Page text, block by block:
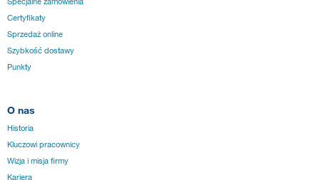
Certyfikaty
Sprzedaż online
Szybkość dostawy
Punkty
O nas
Historia
Kluczowi pracownicy
Wizja i misja firmy
Kariera